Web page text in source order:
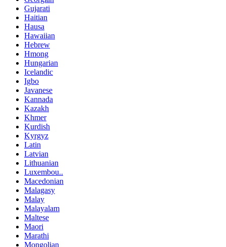
Gujarati
Haitian
Hausa
Hawaiian
Hebrew
Hmong
Hungarian
Icelandic
Igbo
Javanese
Kannada
Kazakh
Khmer
Kurdish
Kyrgyz
Latin
Latvian
Lithuanian
Luxembou..
Macedonian
Malagasy
Malay
Malayalam
Maltese
Maori
Marathi
Mongolian